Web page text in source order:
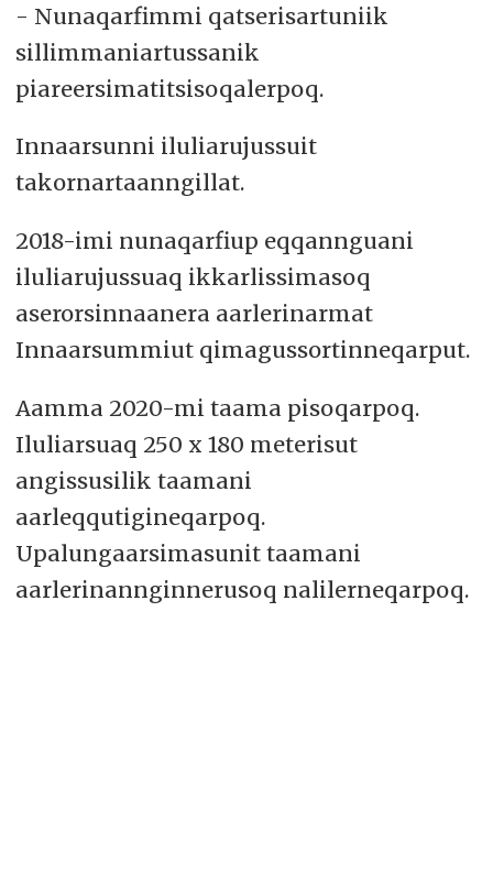
- Nunaqarfimmi qatserisartuniik
sillimmaniartussanik
piareersimatitsisoqalerpoq.
Innaarsunni iluliarujussuit
takornartaanngillat.
2018-imi nunaqarfiup eqqannguani
iluliarujussuaq ikkarlissimasoq
aserorsinnaanera aarlerinarmat
Innaarsummiut qimagussortinneqarput.
Aamma 2020-mi taama pisoqarpoq.
Iluliarsuaq 250 x 180 meterisut
angissusilik taamani
aarleqqutigineqarpoq.
Upalungaarsimasunit taamani
aarlerinannginnerusoq nalilerneqarpoq.